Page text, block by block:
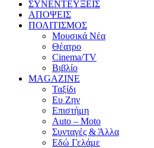
ΣΥΝΕΝΤΕΥΞΕΙΣ
ΑΠΟΨΕΙΣ
ΠΟΛΙΤΙΣΜΟΣ
Μουσικά Νέα
Θέατρο
Cinema/TV
Βιβλίο
MAGAZINE
Ταξίδι
Ευ Ζην
Επιστήμη
Auto – Moto
Συνταγές & Άλλα
Εδώ Γελάμε